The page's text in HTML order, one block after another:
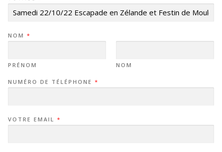
NOM *
PRÉNOM NOM
NUMÉRO DE TÉLÉPHONE *
VOTRE EMAIL *